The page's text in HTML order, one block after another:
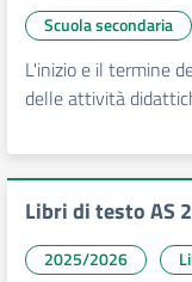
Scuola secondaria
L'inizio e il termine
delle attività
Libri di testo AS
2025/2026